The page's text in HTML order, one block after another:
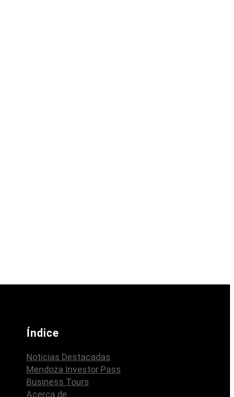
Índice
Noticias Destacadas
Mendoza Investor Pass
Business Tours
Acerca de